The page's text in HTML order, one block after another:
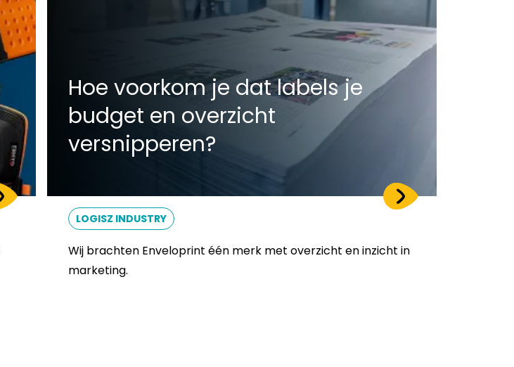
Hoe voorkom je dat labels je
budget en overzicht
versnipperen?
LOGISZ INDUSTRY
Wij brachten Enveloprint één merk met overzicht en inzicht in
marketing.